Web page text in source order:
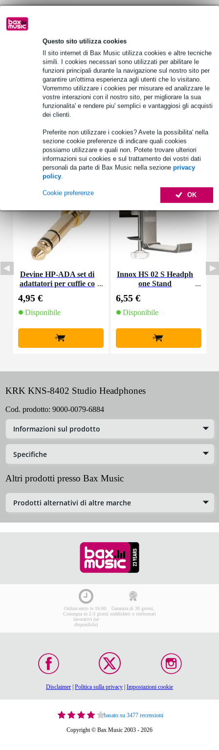
Questo sito utilizza cookies
Il sito internet di Bax Music utilizza cookies e altre tecniche
simili. I cookies necessari sono utilizzati per abilitare le
funzioni principali durante la navigazione sul nostro sito per
garantire un'ottima esperienza agli utenti che lo visitano.
Vorremmo utilizzare i cookies per misurare ed analizzare le
vostre interazioni con il nostro sito, per migliorare la sua
funzionalita' e rendere piu' semplici e vantaggiosi gli acquisti
dei clienti.
Preferite non utilizzare i cookies? Avete la possibilita' nella
sezione cookie preferenze di indicare quali cookies
possiamo utilizzare e quali non. Potete trovare ulteriori
informazioni sui cookies e sul trattamento dei vostri dati
personali da parte di Bax Music nella sezione privacy
policy.
OK
Cookie preferenze
cuffie da studio per utenti critici
tipo: dinamico
sistema: chiuso
padiglioni auricolari: over-ear (isolante) ruotabile: 90
Specifiche complete
Vedi anche (4)
Accessori (12)
Devine HP-ADA set di
adattatori per cuffie co
to (set di 2)
4,95 €
Disponibile
+
Innox HS 02 S Headph
one Stand
6,55 €
Disponibile
+
KRK KNS-8402 Studio Headphones
Cod. prodotto: 9000-0079-6884
Informazioni sul prodotto
Specifiche
Altri prodotti presso Bax Music
Prodotti alternativi di altre marche
Ordina entro le 16:00:
Consegna in 2-3 giorni
lavorativi (se
disponibile)
Garanzia di 30 giorni,
soddisfatti o rimborsati
Disclaimer | Politica sulla privacy | Impostazioni cookie
basato su 3477 recensioni
Copyright © Bax Music 2003 - 2026